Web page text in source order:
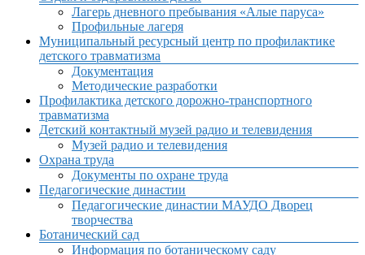
Лагерь дневного пребывания «Алые паруса»
Профильные лагеря
Муниципальный ресурсный центр по профилактике
детского травматизма
Документация
Методические разработки
Профилактика детского дорожно-транспортного
травматизма
Детский контактный музей радио и телевидения
Музей радио и телевидения
Охрана труда
Документы по охране труда
Педагогические династии
Педагогические династии МАУДО Дворец
творчества
Ботанический сад
Информация по ботаническому саду